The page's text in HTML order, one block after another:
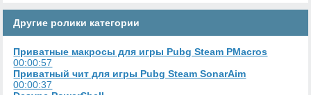
Другие ролики категории
Приватные макросы для игры Pubg Steam PMacros
00:00:57
Приватный чит для игры Pubg Steam SonarAim
00:00:37